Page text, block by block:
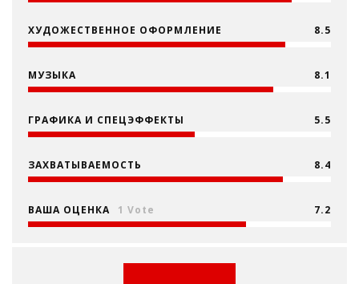
ХУДОЖЕСТВЕННОЕ ОФОРМЛЕНИЕ 8.5
МУЗЫКА 8.1
ГРАФИКА И СПЕЦЭФФЕКТЫ 5.5
ЗАХВАТЫВАЕМОСТЬ 8.4
ВАША ОЦЕНКА 1 Vote 7.2